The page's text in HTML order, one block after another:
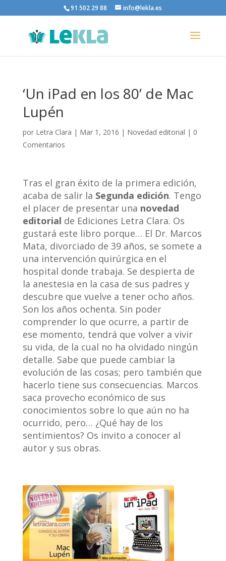
91 502 29 88 info@lekla.es
‘Un iPad en los 80’ de Mac
Lupén
por Letra Clara | Mar 1, 2016 | Novedad editorial | 0
Comentarios
Tras el gran éxito de la primera edición,
acaba de salir la Segunda edición. Tengo
el placer de presentar una novedad
editorial de Ediciones Letra Clara. Os
gustará este libro porque… El Dr. Marcos
Mata, divorciado de 39 años, se somete a
una intervención quirúrgica en el
hospital donde trabaja. Se despierta de
la anestesia en la casa de sus padres y
descubre que vuelve a tener ocho años.
Son los años ochenta. Sin poder
comprender lo que ocurre, a partir de
ese momento, tendrá que volver a vivir
su vida, de la cual no ha olvidado ningún
detalle. Sabe que puede cambiar la
evolución de las cosas; pero también que
hacerlo tiene sus consecuencias. Marcos
saca provecho económico de sus
conocimientos sobre lo que aún no ha
ocurrido, pero… ¿Qué hay de los
sentimientos? Os invito a conocer al
autor y sus obras.